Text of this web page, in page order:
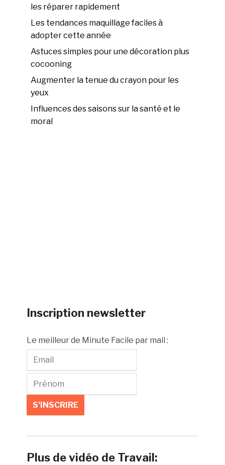
les réparer rapidement
Les tendances maquillage faciles à
adopter cette année
Astuces simples pour une décoration plus
cocooning
Augmenter la tenue du crayon pour les
yeux
Influences des saisons sur la santé et le
moral
Inscription newsletter
Le meilleur de Minute Facile par mail :
Plus de vidéo de Travail: